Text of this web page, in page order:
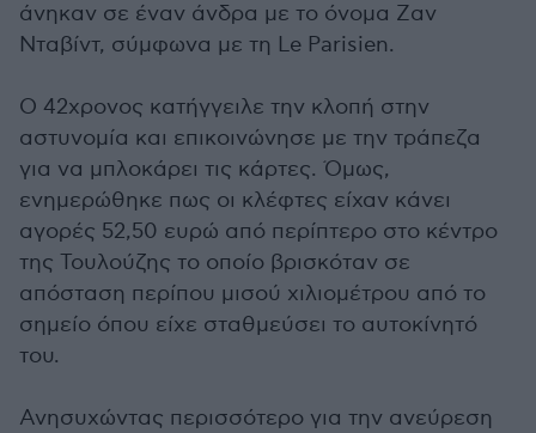
άνηκαν σε έναν άνδρα με το όνομα Ζαν
Νταβίντ, σύμφωνα με τη Le Parisien.
Ο 42χρονος κατήγγειλε την κλοπή στην
αστυνομία και επικοινώνησε με την τράπεζα
για να μπλοκάρει τις κάρτες. Όμως,
ενημερώθηκε πως οι κλέφτες είχαν κάνει
αγορές 52,50 ευρώ από περίπτερο στο κέντρο
της Τουλούζης το οποίο βρισκόταν σε
απόσταση περίπου μισού χιλιομέτρου από το
σημείο όπου είχε σταθμεύσει το αυτοκίνητό
του.
Ανησυχώντας περισσότερο για την ανεύρεση